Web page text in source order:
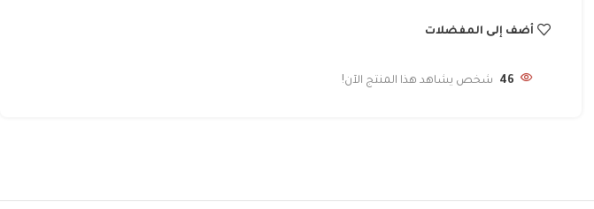
أضف إلى المفضلات
46 شخص يشاهد هذا المنتج الآن!